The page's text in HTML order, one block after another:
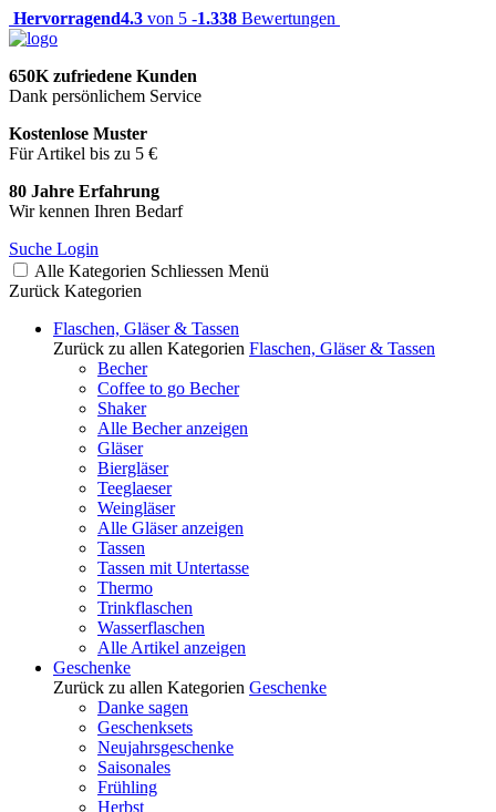
Hervorragend4.3 von 5 -1.338 Bewertungen
650K zufriedene Kunden
Dank persönlichem Service
Kostenlose Muster
Für Artikel bis zu 5 €
80 Jahre Erfahrung
Wir kennen Ihren Bedarf
Suche Login
Alle Kategorien Schliessen Menü
Zurück Kategorien
Flaschen, Gläser & Tassen
Zurück zu allen Kategorien Flaschen, Gläser & Tassen
Becher
Coffee to go Becher
Shaker
Alle Becher anzeigen
Gläser
Biergläser
Teeglaeser
Weingläser
Alle Gläser anzeigen
Tassen
Tassen mit Untertasse
Thermo
Trinkflaschen
Wasserflaschen
Alle Artikel anzeigen
Geschenke
Zurück zu allen Kategorien Geschenke
Danke sagen
Geschenksets
Neujahrsgeschenke
Saisonales
Frühling
Herbst